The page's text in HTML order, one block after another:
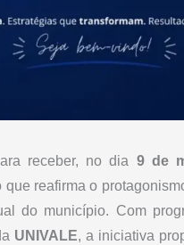
receber, no dia 9 de
que reafirma o
do município. Com
UNIVALE, a iniciativa